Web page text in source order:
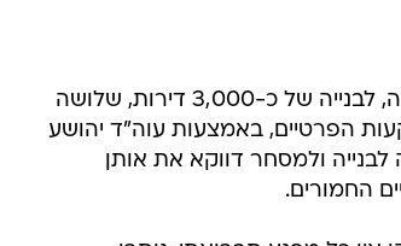
התוכנית מייעדת את מתחם תעש, אשר נמצא בבעלות המדינה, לבנייה של כ-3,000 דירות, שלושה
הפרטיים, באמצעות עוה"ד יהושע
לבנייה ולמסחר דווקא את אותן
החמורים.